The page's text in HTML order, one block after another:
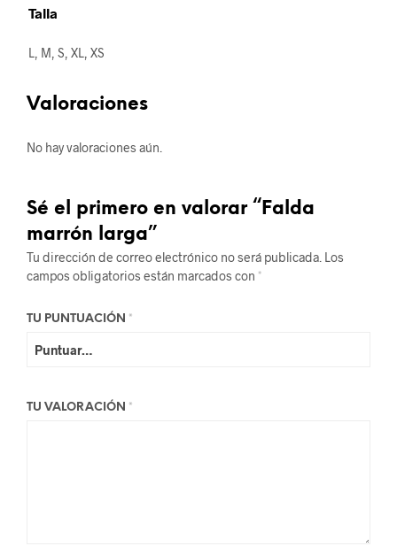
Talla
L, M, S, XL, XS
Valoraciones
No hay valoraciones aún.
Sé el primero en valorar “Falda
marrón larga”
Tu dirección de correo electrónico no será publicada. Los
campos obligatorios están marcados con *
TU PUNTUACIÓN *
TU VALORACIÓN *